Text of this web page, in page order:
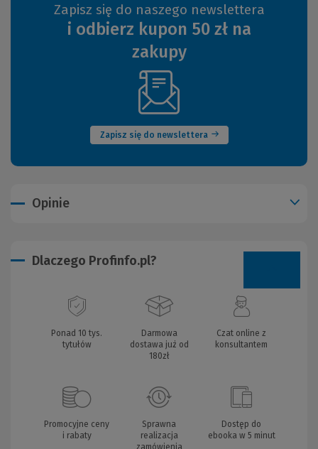
Zapisz się do naszego newslettera
i odbierz kupon 50 zł na
zakupy
Zapisz się do newslettera
(Nowe
okno)
Opinie
Dlaczego Profinfo.pl?
Ponad 10 tys.
tytułów
Darmowa
dostawa już od
180zł
Czat online z
konsultantem
Promocyjne ceny
i rabaty
Sprawna
realizacja
zamówienia
Dostęp do
ebooka w 5 minut